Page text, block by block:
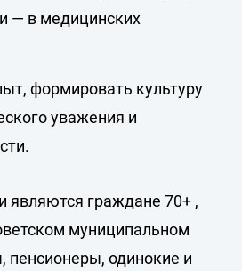
— в медицинских
формировать культуру
уважения и
являются граждане 70+ ,
муниципальном
пенсионеры, одинокие и